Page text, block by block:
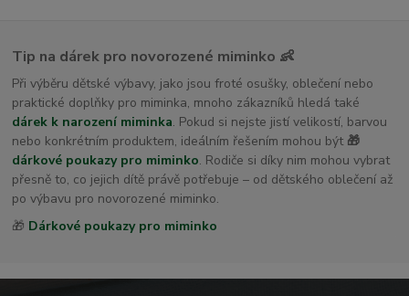
Tip na dárek pro novorozené miminko 👶
Při výběru dětské výbavy, jako jsou froté osušky, oblečení nebo
praktické doplňky pro miminka, mnoho zákazníků hledá také
dárek k narození miminka. Pokud si nejste jistí velikostí, barvou
nebo konkrétním produktem, ideálním řešením mohou být 🎁
dárkové poukazy pro miminko. Rodiče si díky nim mohou vybrat
přesně to, co jejich dítě právě potřebuje – od dětského oblečení až
po výbavu pro novorozené miminko.
🎁 Dárkové poukazy pro miminko